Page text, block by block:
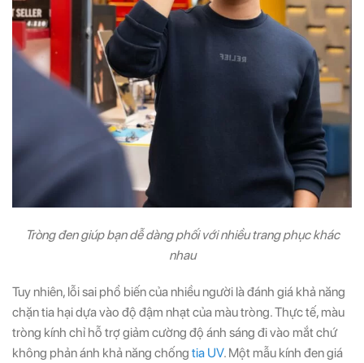
Tròng đen giúp bạn dễ dàng phối với nhiều trang phục khác
nhau
Tuy nhiên, lỗi sai phổ biến của nhiều người là đánh giá khả năng
chặn tia hại dựa vào độ đậm nhạt của màu tròng. Thực tế, màu
tròng kính chỉ hỗ trợ giảm cường độ ánh sáng đi vào mắt chứ
không phản ánh khả năng chống tia UV. Một mẫu kính đen giá